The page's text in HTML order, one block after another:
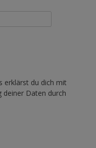
erklärst du dich mit
deiner Daten durch